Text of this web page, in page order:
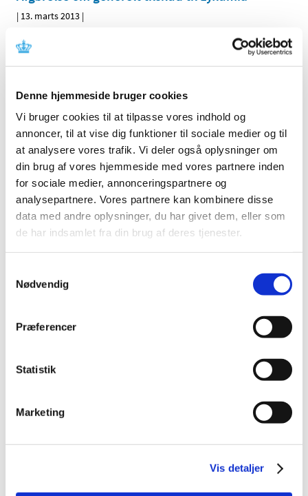
Denne hjemmeside bruger cookies
Vi bruger cookies til at tilpasse vores indhold og
annoncer, til at vise dig funktioner til sociale medier og til
at analysere vores trafik. Vi deler også oplysninger om
din brug af vores hjemmeside med vores partnere inden
for sociale medier, annonceringspartnere og
analysepartnere. Vores partnere kan kombinere disse
data med andre oplysninger, du har givet dem, eller som
de har indsamlet fra din brug af deres tjenester.
Nødvendig
Præferencer
Statistik
Marketing
Vis detaljer
| 13. marts 2013 |
Lyxumia. Lægemidlet har fået generelt tilskud.
12. marts 2013
Vi har truffet afgørelse i ansøgning om generelt tilskud til
Dymista. Lægemidlet har fået generelt tilskud. Dymista…
Høringssvar på Medicintilskuds­nævnets 2.
forslag til indstilling til tilskudsstatus for
lægemidler mod diabetes
Medicintilskudsnævnets 2. forslag til indstilling til
fremtidig tilskudsstatus for lægemidler mod diabetes i…
TID
2025 (158)
2023 (195)
2021 (516)